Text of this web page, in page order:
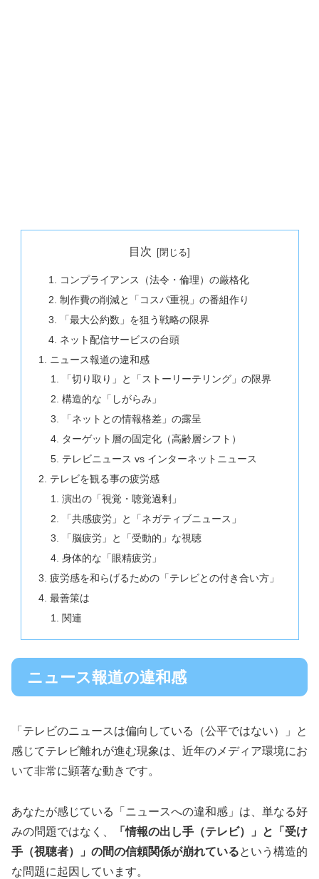
目次
コンプライアンス（法令・倫理）の厳格化
制作費の削減と「コスパ重視」の番組作り
「最大公約数」を狙う戦略の限界
ネット配信サービスの台頭
ニュース報道の違和感
「切り取り」と「ストーリーテリング」の限界
構造的な「しがらみ」
「ネットとの情報格差」の露呈
ターゲット層の固定化（高齢層シフト）
テレビニュース vs インターネットニュース
テレビを観る事の疲労感
演出の「視覚・聴覚過剰」
「共感疲労」と「ネガティブニュース」
「脳疲労」と「受動的」な視聴
身体的な「眼精疲労」
疲労感を和らげるための「テレビとの付き合い方」
最善策は
関連
ニュース報道の違和感
「テレビのニュースは偏向している（公平ではない）」と
感じてテレビ離れが進む現象は、近年のメディア環境にお
いて非常に顕著な動きです。
あなたが感じている「ニュースへの違和感」は、単なる好
みの問題ではなく、
「情報の出し手（テレビ）」と「受け
手（視聴者）」の間の信頼関係が崩れているという構造的
な問題に起因しています。